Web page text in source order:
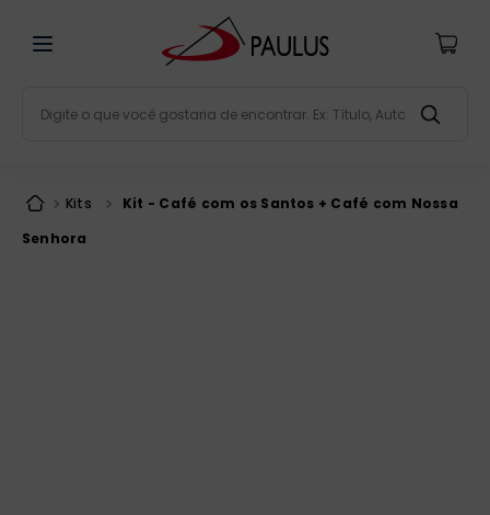
Kits
Kit - Café com os Santos + Café com Nossa
Senhora
bíblia
2º liturgia